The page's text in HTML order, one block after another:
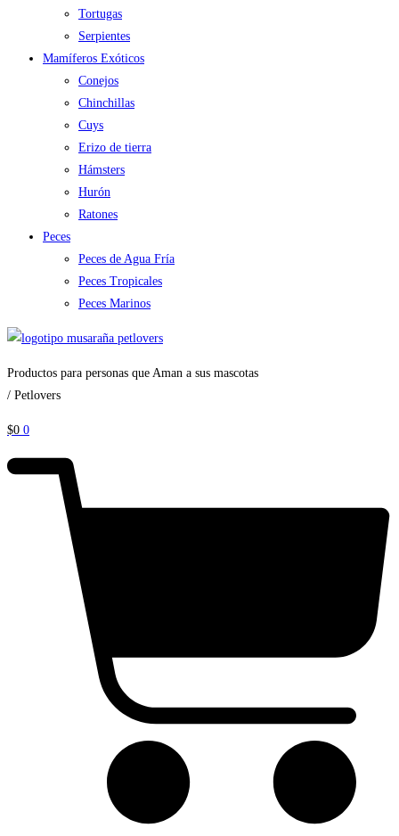
Tortugas
Serpientes
Mamíferos Exóticos
Conejos
Chinchillas
Cuys
Erizo de tierra
Hámsters
Hurón
Ratones
Peces
Peces de Agua Fría
Peces Tropicales
Peces Marinos
Productos para personas que Aman a sus mascotas
/ Petlovers
$0 0